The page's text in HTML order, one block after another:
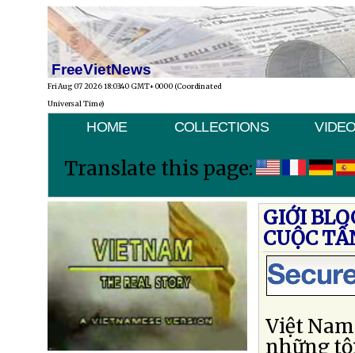
FreeVietNews
Fri Aug 07 2026 18:03:40 GMT+0000 (Coordinated
Universal Time)
HOME COLLECTIONS
Translate this page:
GIỚI
CUỘC
Việt
những